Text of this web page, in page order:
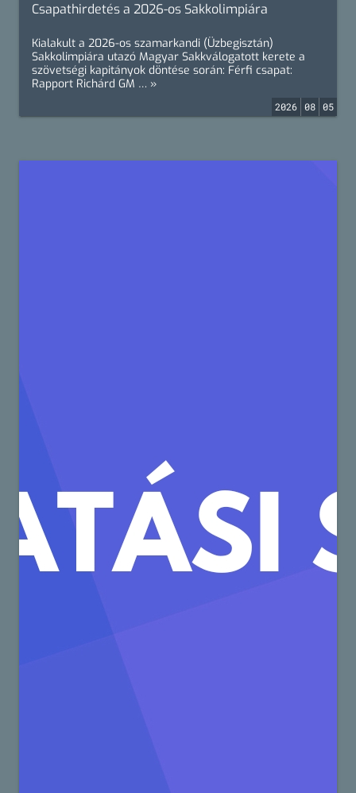
Csapathirdetés a 2026-os Sakkolimpiára
Kialakult a 2026-os szamarkandi (Üzbegisztán)
Sakkolimpiára utazó Magyar Sakkválogatott kerete a
szövetségi kapitányok döntése során: Férfi csapat:
Rapport Richárd GM … »
2026 08 05